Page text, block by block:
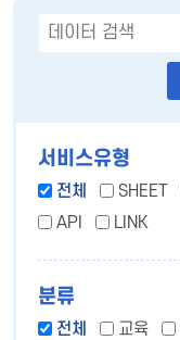
서비스유형
전체 SHEET
API
LINK
분류
전체 교육